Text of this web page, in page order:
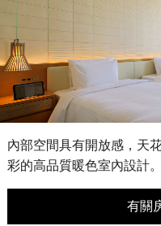
內部空間具有開放感，天
彩的高品質暖色室內設計。
有關